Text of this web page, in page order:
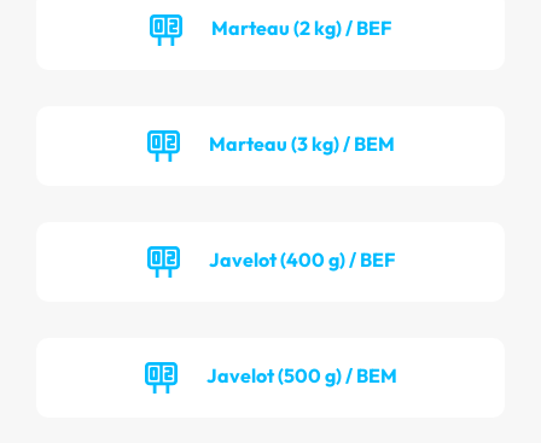
Marteau (2 kg) / BEF
Marteau (3 kg) / BEM
Javelot (400 g) / BEF
Javelot (500 g) / BEM